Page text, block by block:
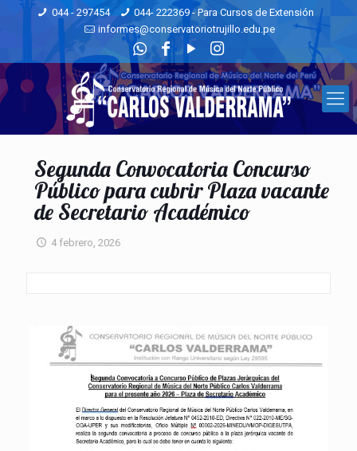
044 - 297454
044- 222369 - Para Cursos de Extensión
informes@conservatoriotrujillo.edu.pe
Segunda Convocatoria Concurso
Público para cubrir Plaza vacante
de Secretario Académico
4 febrero, 2026